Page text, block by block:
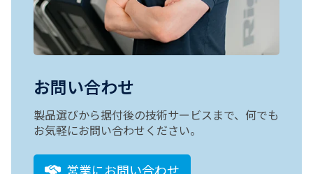
お問い合わせ
製品選びから据付後の技術サービスまで、何でも
お気軽にお問い合わせください。
営業にお問い合わせ